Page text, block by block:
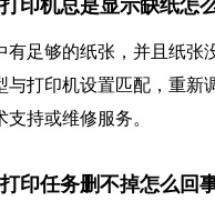
印机总是显示缺纸怎
有足够的纸张，并且纸
与打印机设置匹配，重
持或维修服务。
印任务删不掉怎么回